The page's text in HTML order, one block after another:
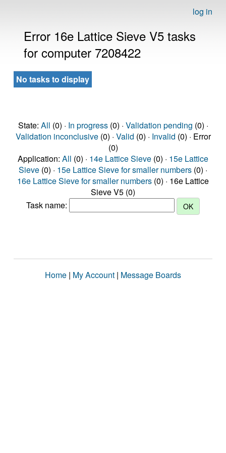
log in
Error 16e Lattice Sieve V5 tasks
for computer 7208422
No tasks to display
State: All (0) · In progress(0) · Validation pending (0) ·
Validation inconclusive(0) · Valid (0) · Invalid (0) · Error
(0)
Application: All (0) · 14e Lattice Sieve (0) · 15e Lattice
Sieve (0) · 15e Lattice Sieve for smaller numbers (0) ·
16e Lattice Sieve for smaller numbers (0) · 16e Lattice
Sieve V5 (0)
Task name:
Home | My Account | Message Boards